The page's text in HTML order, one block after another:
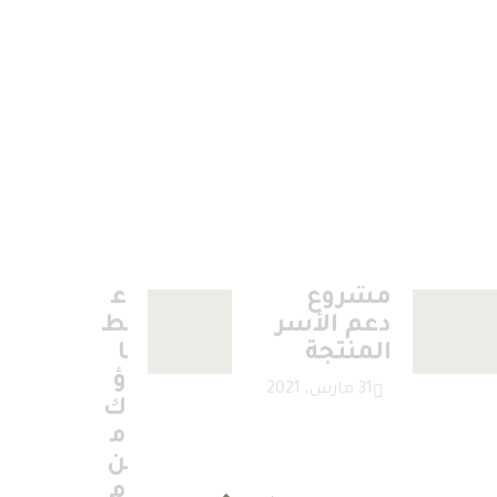
ع
ط
ا
ؤ
ك
م
ن
مشروع
دعم الأسر
المنتجة
31 مارس، 2021